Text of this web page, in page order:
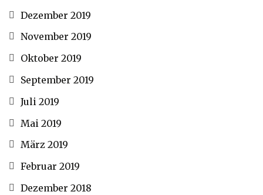
Dezember 2019
November 2019
Oktober 2019
September 2019
Juli 2019
Mai 2019
März 2019
Februar 2019
Dezember 2018